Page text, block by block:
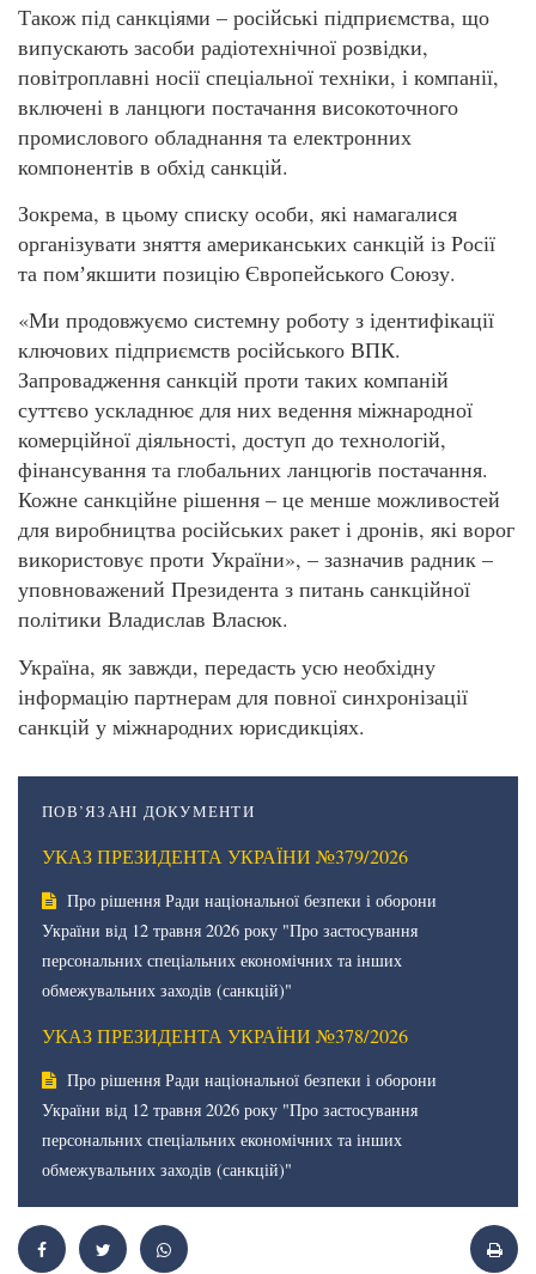
Також під санкціями – російські підприємства, що
випускають засоби радіотехнічної розвідки,
повітроплавні носії спеціальної техніки, і компанії,
включені в ланцюги постачання високоточного
промислового обладнання та електронних
компонентів в обхід санкцій.
Зокрема, в цьому списку особи, які намагалися
організувати зняття американських санкцій із Росії
та помʼякшити позицію Європейського Союзу.
«Ми продовжуємо системну роботу з ідентифікації
ключових підприємств російського ВПК.
Запровадження санкцій проти таких компаній
суттєво ускладнює для них ведення міжнародної
комерційної діяльності, доступ до технологій,
фінансування та глобальних ланцюгів постачання.
Кожне санкційне рішення – це менше можливостей
для виробництва російських ракет і дронів, які ворог
використовує проти України», – зазначив радник –
уповноважений Президента з питань санкційної
політики Владислав Власюк.
Україна, як завжди, передасть усю необхідну
інформацію партнерам для повної синхронізації
санкцій у міжнародних юрисдикціях.
ПОВ’ЯЗАНІ ДОКУМЕНТИ
УКАЗ ПРЕЗИДЕНТА УКРАЇНИ №379/2026
Про рішення Ради національної безпеки і оборони
України від 12 травня 2026 року "Про застосування
персональних спеціальних економічних та інших
обмежувальних заходів (санкцій)"
УКАЗ ПРЕЗИДЕНТА УКРАЇНИ №378/2026
Про рішення Ради національної безпеки і оборони
України від 12 травня 2026 року "Про застосування
персональних спеціальних економічних та інших
обмежувальних заходів (санкцій)"